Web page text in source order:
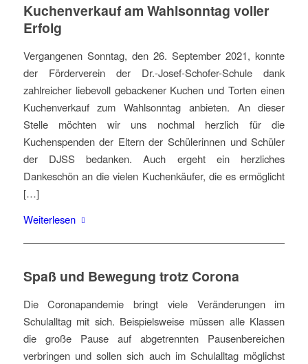
Kuchenverkauf am Wahlsonntag voller
Erfolg
Vergangenen Sonntag, den 26. September 2021, konnte
der Förderverein der Dr.-Josef-Schofer-Schule dank
zahlreicher liebevoll gebackener Kuchen und Torten einen
Kuchenverkauf zum Wahlsonntag anbieten. An dieser
Stelle möchten wir uns nochmal herzlich für die
Kuchenspenden der Eltern der Schülerinnen und Schüler
der DJSS bedanken. Auch ergeht ein herzliches
Dankeschön an die vielen Kuchenkäufer, die es ermöglicht
[…]
Weiterlesen
Spaß und Bewegung trotz Corona
Die Coronapandemie bringt viele Veränderungen im
Schulalltag mit sich. Beispielsweise müssen alle Klassen
die große Pause auf abgetrennten Pausenbereichen
verbringen und sollen sich auch im Schulalltag möglichst